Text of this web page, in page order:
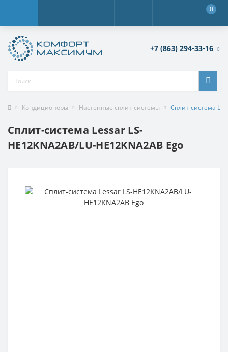
0
+7 (863) 294-33-16
Кондиционеры Настенные сплит-системы Сплит-система
Сплит-система Lessar LS-
HE12KNA2AB/LU-HE12KNA2AB Ego